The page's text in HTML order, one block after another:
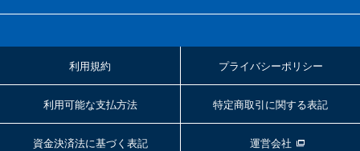
利用規約 プライバシーポリシー
利用可能な支払方法 特定商取引に関する表記
資金決済法に基づく表記 運営会社